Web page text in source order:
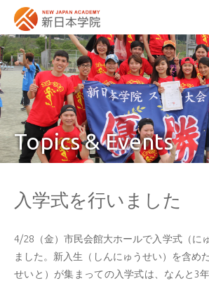
Topics & Events
入学式を行いました
4/28（金）市民会館大ホールで入学式（に
ました。新入生（しんにゅうせい）を含め
せいと）が集まっての入学式は、なんと3